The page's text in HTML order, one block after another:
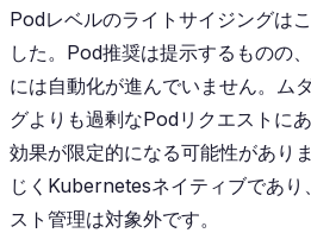
Podレベルのライトサイジングは
した。Pod推奨は提示するものの
には自動化が進んでいません。ム
グよりも過剰なPodリクエストに
効果が限定的になる可能性があり
じくKubernetesネイティブであり
スト管理は対象外です。